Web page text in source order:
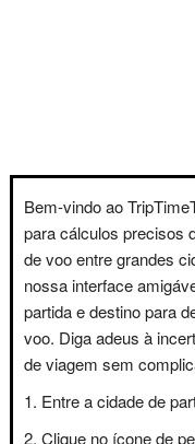
Bem-vindo ao
para cálculos precisos
de voo entre grandes
nossa interface
partida e destino para
voo. Diga adeus à
de viagem sem
Entre a cidade de
Clique no ícone de